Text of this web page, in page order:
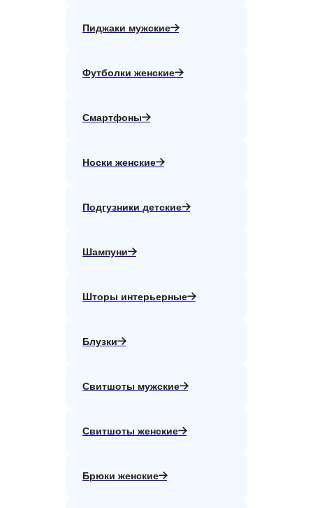
Пиджаки мужские
Футболки женские
Смартфоны
Носки женские
Подгузники детские
Шампуни
Шторы интерьерные
Блузки
Свитшоты мужские
Свитшоты женские
Брюки женские